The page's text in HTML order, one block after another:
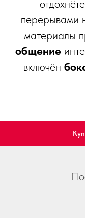
перерывами
материалы
общение
включён